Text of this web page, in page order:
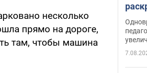
несколько
прямо на дороге,
там, чтобы машина